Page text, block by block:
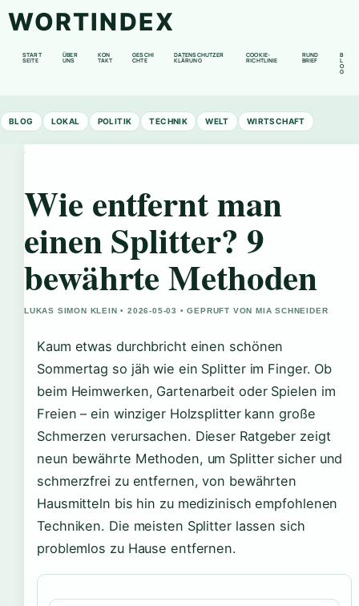
WORTINDEX
START
SEITE
ÜBER
UNS
KON
TAKT
GESCHI
CHTE
DATENSCHUTZER
KLÄRUNG
COOKIE-
RICHTLINIE
RUND
BRIEF
B
L
O
G
BLOG LOKAL POLITIK TECHNIK WELT WIRTSCHAFT
Wie entfernt man
einen Splitter? 9
bewährte Methoden
LUKAS SIMON KLEIN • 2026-05-03 • GEPRUFT VON MIA SCHNEIDER
Kaum etwas durchbricht einen schönen
Sommertag so jäh wie ein Splitter im Finger. Ob
beim Heimwerken, Gartenarbeit oder Spielen im
Freien – ein winziger Holzsplitter kann große
Schmerzen verursachen. Dieser Ratgeber zeigt
neun bewährte Methoden, um Splitter sicher und
schmerzfrei zu entfernen, von bewährten
Hausmitteln bis hin zu medizinisch empfohlenen
Techniken. Die meisten Splitter lassen sich
problemlos zu Hause entfernen.